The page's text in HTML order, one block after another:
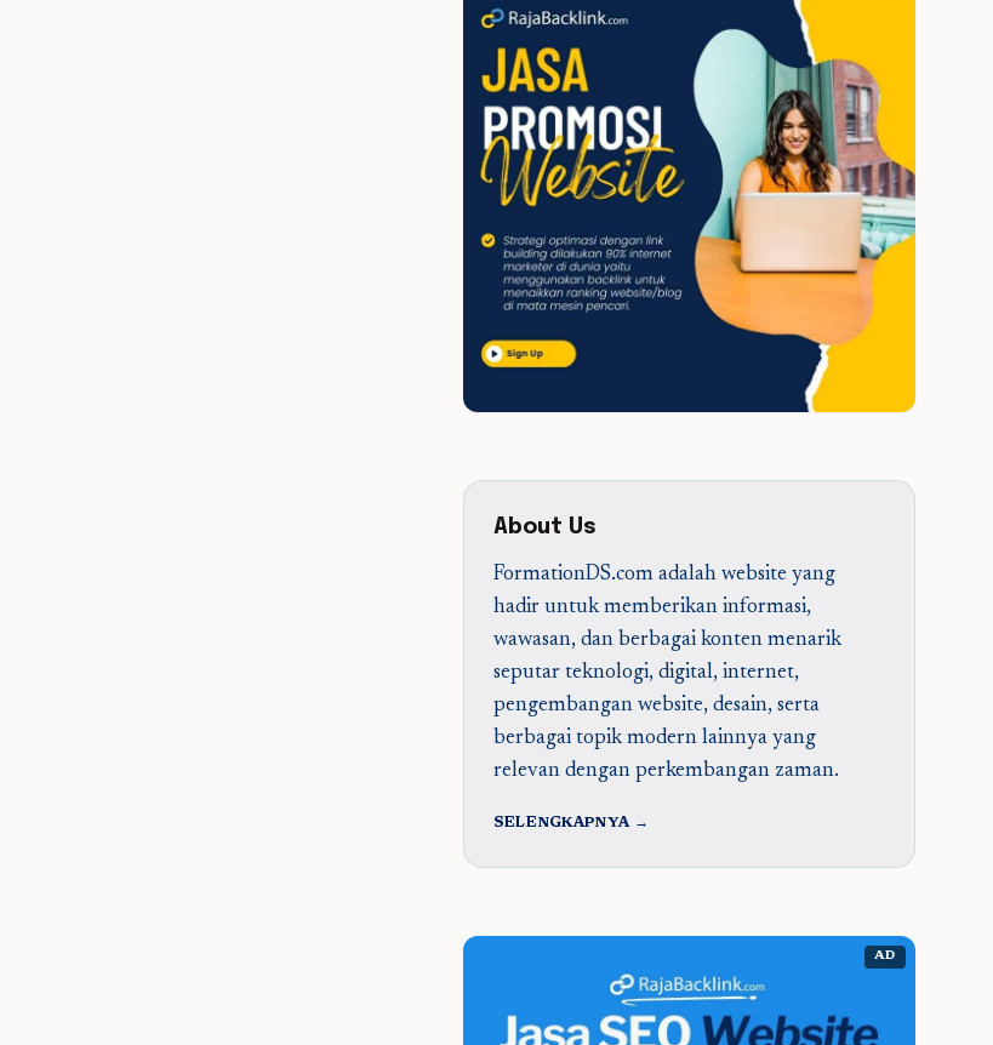
About Us
FormationDS.com adalah website yang
hadir untuk memberikan informasi,
wawasan, dan berbagai konten menarik
seputar teknologi, digital, internet,
pengembangan website, desain, serta
berbagai topik modern lainnya yang
relevan dengan perkembangan zaman.
SELENGKAPNYA →
AD